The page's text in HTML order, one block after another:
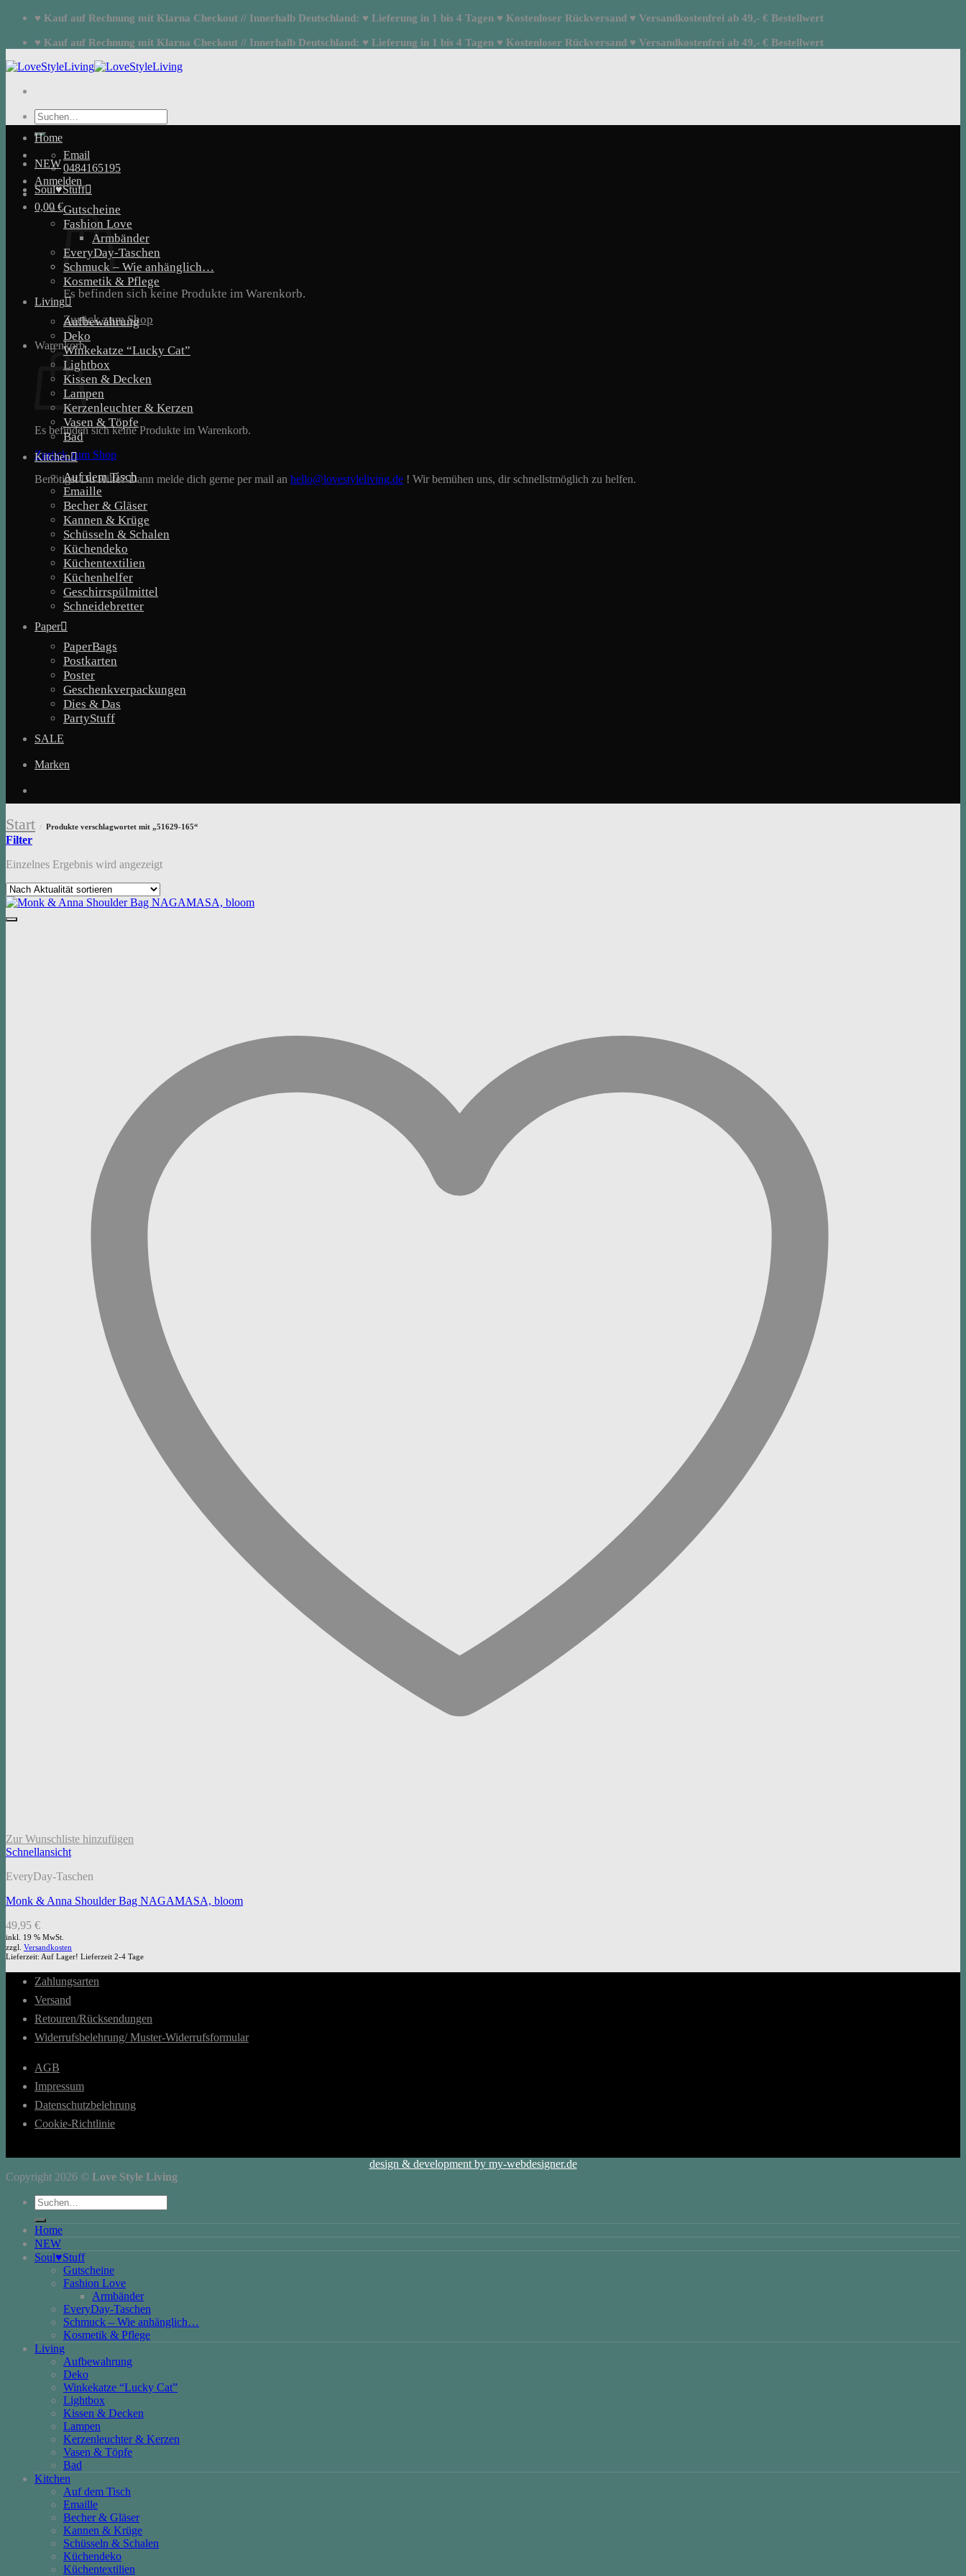
Zum
springen
♥ Kauf auf Rechnung mit Klarna Checkout // Innerhalb Deutschland: ♥ Lieferung in 1 bis 4 Tagen ♥ Kostenloser Rückversand ♥ Versandkostenfrei ab 49,- € Bestellwert
♥ Kauf auf Rechnung mit Klarna Checkout // Innerhalb Deutschland: ♥ Lieferung in 1 bis 4 Tagen ♥ Kostenloser Rückversand ♥ Versandkostenfrei ab 49,- € Bestellwert
Suchen
nach:
Email
0484165195
Anmelden
0,00€
Es befinden sich keine Produkte im Warenkorb.
Zurück zum Shop
Warenkorb
Es befinden sich keine Produkte im Warenkorb.
Zurück zum Shop
Benötigst Du Hilfe? Dann melde dich gerne per mail an hello@lovestyleliving.de ! Wir bemühen uns, dir schnellstmöglich zu helfen.
Home
NEW
Soul♥Stuff
Gutscheine
Fashion Love
Armbänder
EveryDay-Taschen
Schmuck – Wie anhänglich…
Kosmetik & Pflege
Living
Aufbewahrung
Deko
Winkekatze “Lucky Cat”
Lightbox
Kissen & Decken
Lampen
Kerzenleuchter & Kerzen
Vasen & Töpfe
Bad
Kitchen
Auf dem Tisch
Emaille
Becher & Gläser
Kannen & Krüge
Schüsseln & Schalen
Küchendeko
Küchentextilien
Küchenhelfer
Geschirrspülmittel
Schneidebretter
Paper
PaperBags
Postkarten
Poster
Geschenkverpackungen
Dies & Das
PartyStuff
SALE
Marken
Start / Produkte verschlagwortet mit „51629-165“
Filter
Einzelnes Ergebnis wird angezeigt
Zur Wunschliste hinzufügen
Schnellansicht
EveryDay-Taschen
Monk & Anna Shoulder Bag NAGAMASA, bloom
49,95 €
inkl. 19 % MwSt.
zzgl. Versandkosten
Lieferzeit: Auf Lager! Lieferzeit 2-4 Tage
Zahlungsarten
Versand
Retouren/Rücksendungen
Widerrufsbelehrung/ Muster-Widerrufsformular
AGB
Impressum
Datenschutzbelehrung
Cookie-Richtlinie
design & development by my-webdesigner.de
Copyright 2026 © Love Style Living
Suchen
nach:
Home
NEW
Soul♥Stuff
Gutscheine
Fashion Love
Armbänder
EveryDay-Taschen
Schmuck – Wie anhänglich…
Kosmetik & Pflege
Living
Aufbewahrung
Deko
Winkekatze “Lucky Cat”
Lightbox
Kissen & Decken
Lampen
Kerzenleuchter & Kerzen
Vasen & Töpfe
Bad
Kitchen
Auf dem Tisch
Emaille
Becher & Gläser
Kannen & Krüge
Schüsseln & Schalen
Küchendeko
Küchentextilien